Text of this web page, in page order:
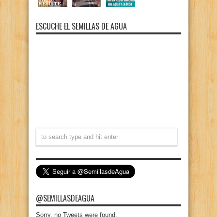
ESCUCHE EL SEMILLAS DE AGUA
@SEMILLASDEAGUA
Sorry, no Tweets were found.